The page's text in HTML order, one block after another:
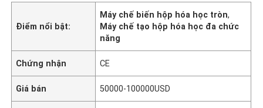
Điểm nổi bật:
Máy chế biến hộp hóa học tròn,
Máy chế tạo hộp hóa học đa chức
năng
Chứng nhận CE
Giá bán 50000-100000USD